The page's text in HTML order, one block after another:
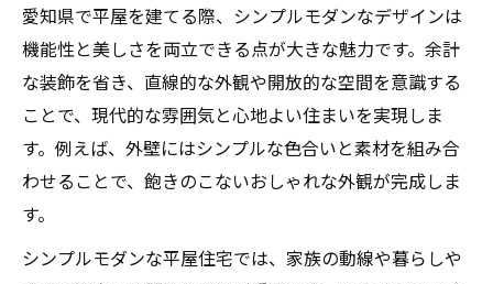
愛知県で平屋を建てる際、シンプルモダンなデザインは
機能性と美しさを両立できる点が大きな魅力です。余計
な装飾を省き、直線的な外観や開放的な空間を意識する
ことで、現代的な雰囲気と心地よい住まいを実現しま
す。例えば、外壁にはシンプルな色合いと素材を組み合
わせることで、飽きのこないおしゃれな外観が完成しま
す。
シンプルモダンな平屋住宅では、家族の動線や暮らしや